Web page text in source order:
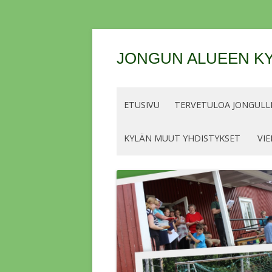
JONGUN ALUEEN
ETUSIVU TERVETULOA
KYLÄN MUUT YHDISTYKSET
HINNAT KALASTUSKAUDELLE 2026